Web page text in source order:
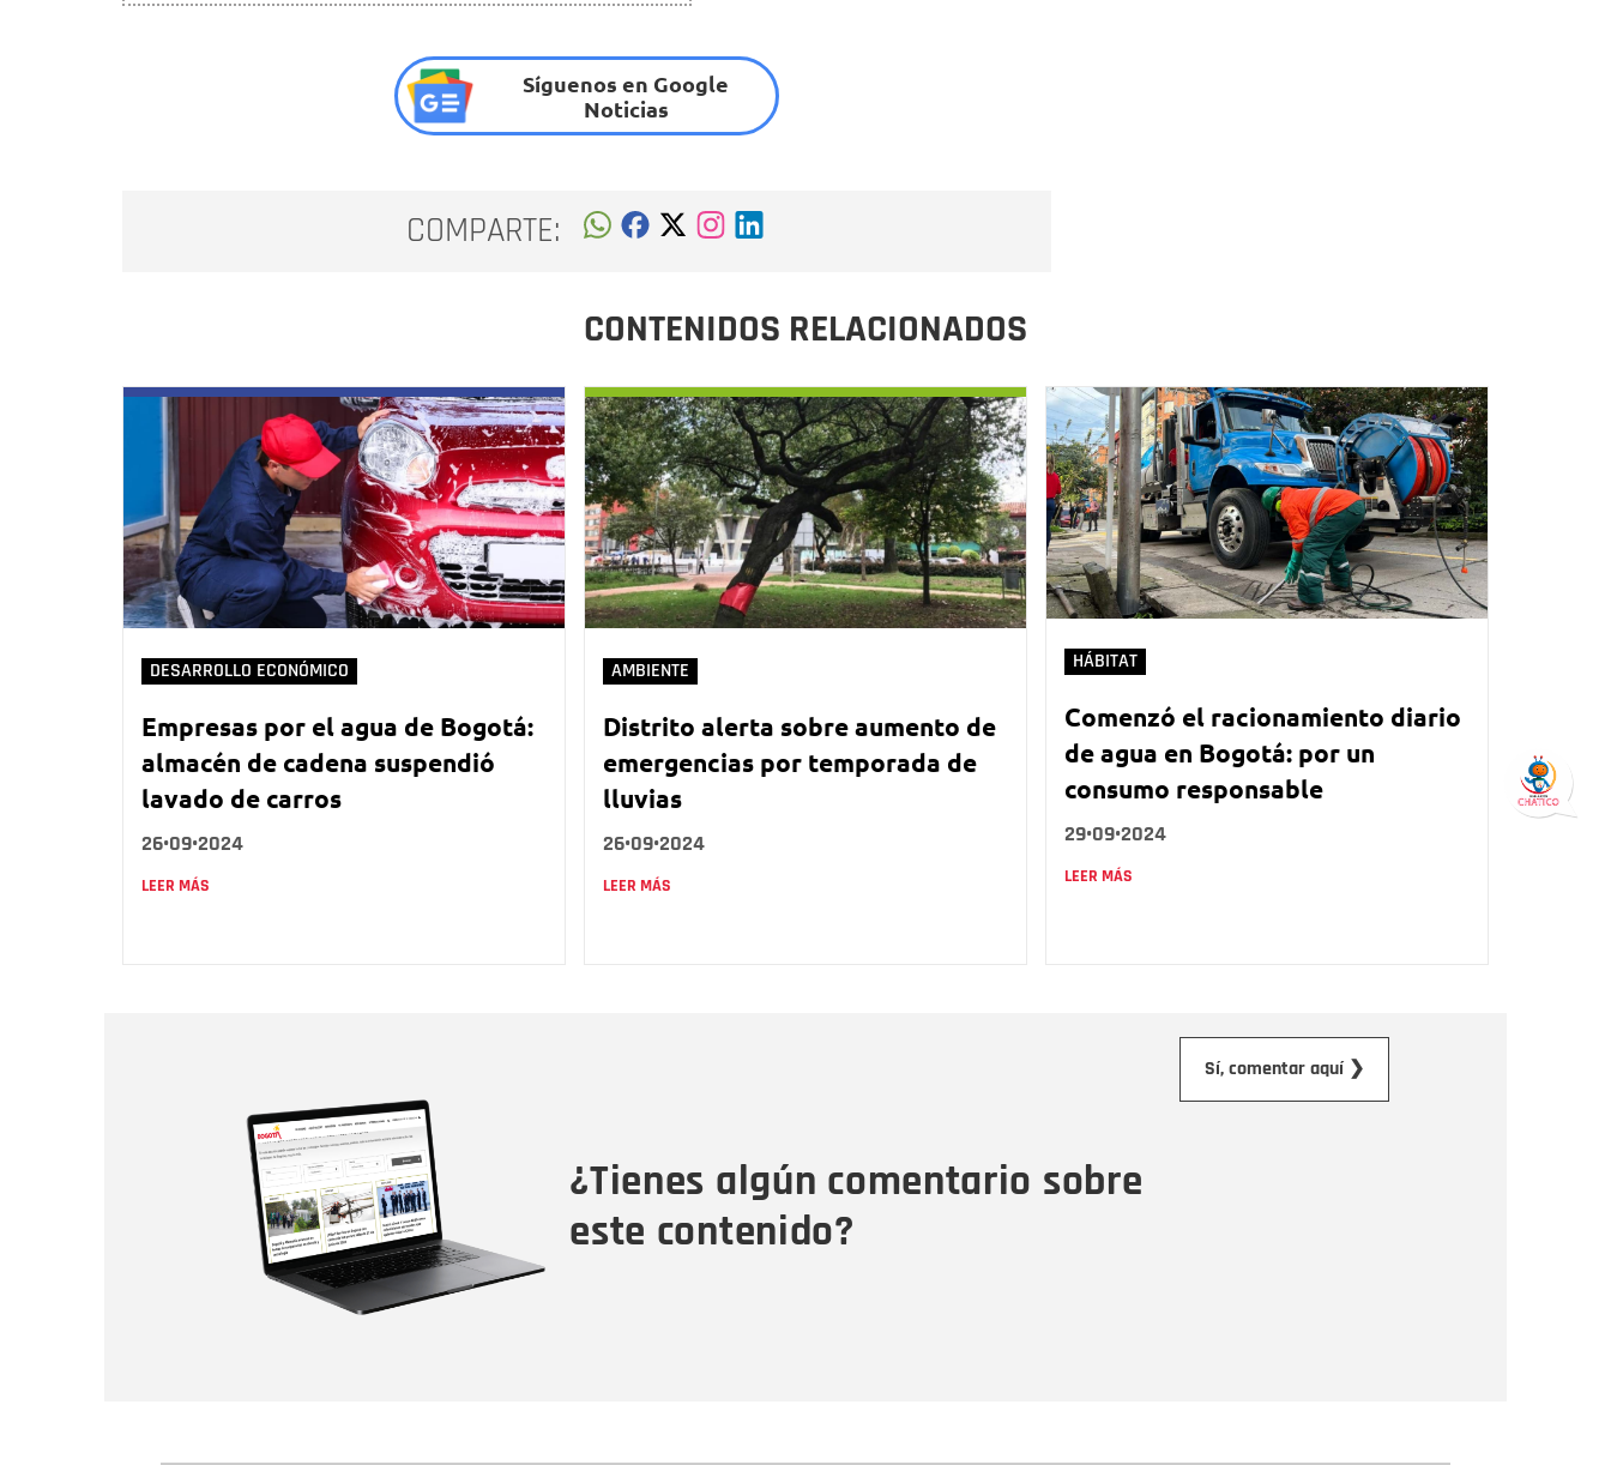
Síguenos en Google
Noticias
COMPARTE:
CONTENIDOS RELACIONADOS
DESARROLLO ECONÓMICO
Empresas por el agua de Bogotá:
almacén de cadena suspendió
lavado de carros
26•09•2024
LEER MÁS
AMBIENTE
Distrito alerta sobre aumento de
emergencias por temporada de
lluvias
26•09•2024
LEER MÁS
HÁBITAT
Comenzó el racionamiento diario
de agua en Bogotá: por un
consumo responsable
29•09•2024
LEER MÁS
¿Tienes algún comentario sobre
este contenido?
Sí, comentar aquí ❯